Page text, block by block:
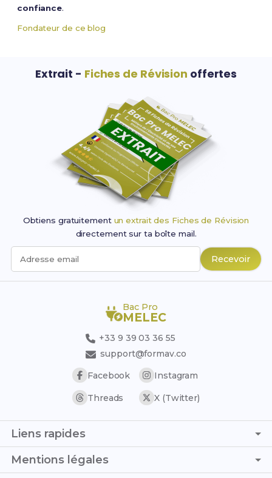
confiance.
Fondateur de ce blog
Extrait - Fiches de Révision offertes
Obtiens gratuitement un extrait des Fiches de Révision
directement sur ta boîte mail.
Adresse email Recevoir
Bac Pro
MELEC
+33 9 39 03 36 55
support@formav.co
Facebook
Instagram
Threads X (Twitter)
Liens rapides
Page d'accueil
Simulateur de notes
Mentions légales